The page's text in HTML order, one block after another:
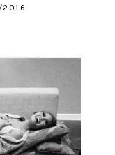
2016